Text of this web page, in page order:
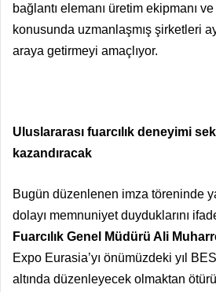
bağlantı elemanı üretim ekipmanı
konusunda uzmanlaşmış şirketleri
araya getirmeyi amaçlıyor.
Uluslararası fuarcılık deneyimi
kazandıracak
Bugün düzenlenen imza töreninde
dolayı memnuniyet duyduklarını
Fuarcılık Genel Müdürü Ali
Expo Eurasia’yı önümüzdeki yıl
altında düzenleyecek olmaktan